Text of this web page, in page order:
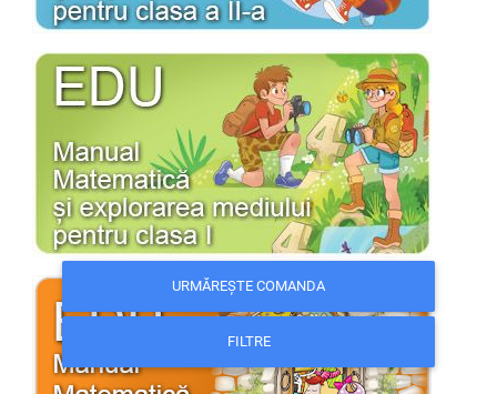
URMĂREȘTE COMANDA
FILTRE